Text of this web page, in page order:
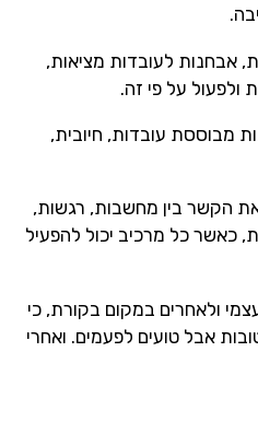
אבחנות לעובדות מציאות,
ולפעול על פי זה.
מבוססת עובדות, חיובית,
הקשר בין מחשבות, רגשות,
כאשר כל מרכיב יכול להפעיל
ולאחרים במקום בקורת, כי
אבל טועים לפעמים. ואחרי